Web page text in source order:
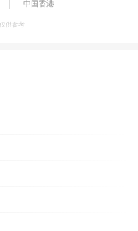
中国香港
供参考